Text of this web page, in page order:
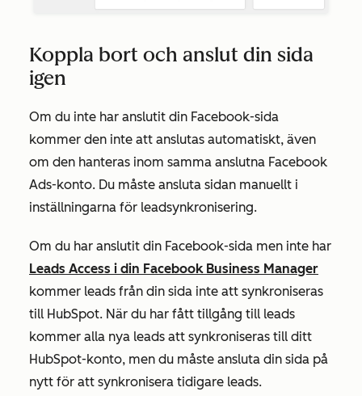
Koppla bort och anslut din sida
igen
Om du inte har anslutit din Facebook-sida
kommer den inte att anslutas automatiskt, även
om den hanteras inom samma anslutna Facebook
Ads-konto. Du måste ansluta sidan manuellt i
inställningarna för leadsynkronisering.
Om du har anslutit din Facebook-sida men inte har
Leads Access i din Facebook Business Manager
kommer leads från din sida inte att synkroniseras
till HubSpot. När du har fått tillgång till leads
kommer alla nya leads att synkroniseras till ditt
HubSpot-konto, men du måste ansluta din sida på
nytt för att synkronisera tidigare leads.